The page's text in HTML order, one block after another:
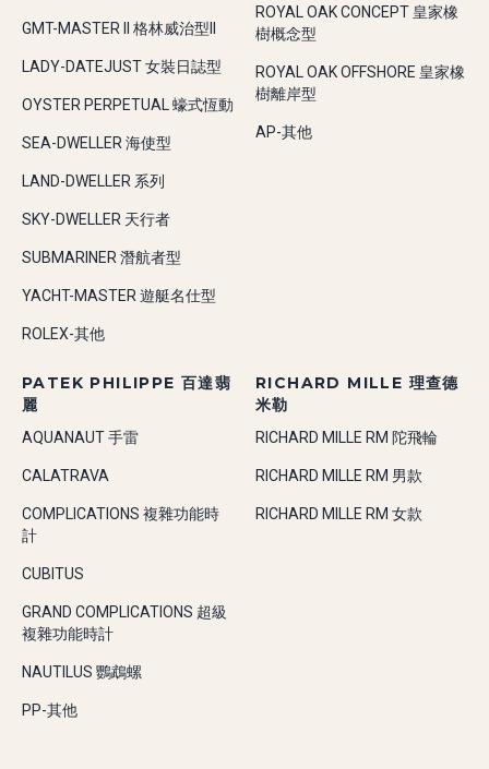
GMT-MASTER II 格林威治型II
LADY-DATEJUST 女裝日誌型
OYSTER PERPETUAL 蠔式恆動
SEA-DWELLER 海使型
LAND-DWELLER 系列
SKY-DWELLER 天行者
SUBMARINER 潛航者型
YACHT-MASTER 遊艇名仕型
ROLEX-其他
ROYAL OAK CONCEPT 皇家橡
樹概念型
ROYAL OAK OFFSHORE 皇家橡
樹離岸型
AP-其他
PATEK PHILIPPE 百達翡
麗
AQUANAUT 手雷
CALATRAVA
COMPLICATIONS 複雜功能時
計
CUBITUS
GRAND COMPLICATIONS 超級
複雜功能時計
NAUTILUS 鸚鵡螺
PP-其他
RICHARD MILLE 理查德
米勒
RICHARD MILLE RM 陀飛輪
RICHARD MILLE RM 男款
RICHARD MILLE RM 女款